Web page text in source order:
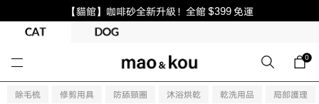
【貓館】咖啡砂全新升級！全館 $399 免運
0
除毛梳 修剪用具 防舔頸圈 沐浴烘乾 乾洗用品 局部護理